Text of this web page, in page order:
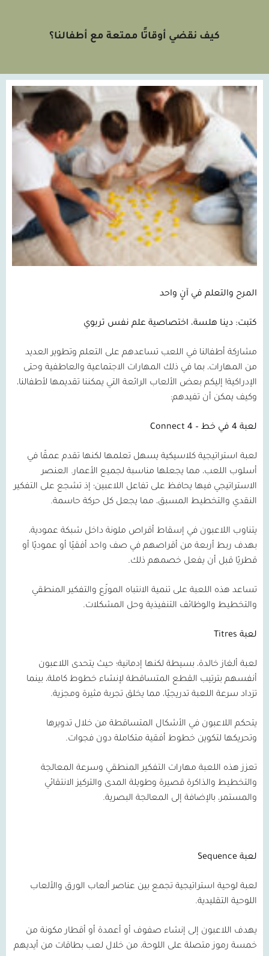
كيف نقضي أوقاتًا ممتعة مع أطفالنا؟
المرح والتعلم في آنٍ واحد
كتبت: دينا هلسة، اختصاصية علم نفس تربوي
مشاركة أطفالنا في اللعب تساعدهم على التعلم وتطوير العديد
من المهارات، بما في ذلك المهارات الاجتماعية والعاطفية وحتى
الإدراكية! إليكم بعض الألعاب الرائعة التي يمكننا تقديمها لأطفالنا،
وكيف يمكن أن تفيدهم:
لعبة 4 في خط – Connect 4
لعبة استراتيجية كلاسيكية يسهل تعلمها لكنها تقدم عمقًا في
أسلوب اللعب، مما يجعلها مناسبة لجميع الأعمار. العنصر
الاستراتيجي فيها يحافظ على تفاعل اللاعبين؛ إذ تشجع على التفكير
النقدي والتخطيط المسبق، مما يجعل كل حركة حاسمة.
يتناوب اللاعبون في إسقاط أقراص ملونة داخل شبكة عمودية،
بهدف ربط أربعة من أقراصهم في صف واحد أفقيًا أو عموديًا أو
قطريًا قبل أن يفعل خصمهم ذلك.
تساعد هذه اللعبة على تنمية الانتباه الموزّع والتفكير المنطقي
والتخطيط والوظائف التنفيذية وحل المشكلات.
لعبة
لعبة ألغاز خالدة، بسيطة لكنها إدمانية؛ حيث يتحدى اللاعبون
أنفسهم بترتيب القطع المتساقطة لإنشاء خطوط كاملة، بينما
تزداد سرعة اللعبة تدريجيًا، مما يخلق تجربة مثيرة ومجزية.
يتحكم اللاعبون في الأشكال المتساقطة من خلال تدويرها
وتحريكها لتكوين خطوط أفقية متكاملة دون فجوات.
تعزز هذه اللعبة مهارات التفكير المنطقي وسرعة المعالجة
والتخطيط والذاكرة قصيرة وطويلة المدى والتركيز الانتقائي
والمستمر، بالإضافة إلى المعالجة البصرية.
لعبة
لعبة لوحية استراتيجية تجمع بين عناصر ألعاب الورق والألعاب
اللوحية التقليدية.
يهدف اللاعبون إلى إنشاء صفوف أو أعمدة أو أقطار مكونة من
خمسة رموز متصلة على اللوحة، من خلال لعب بطاقات من أيديهم